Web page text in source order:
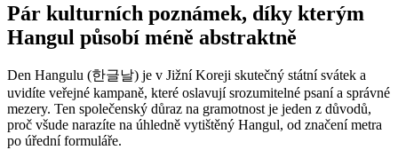
Pár kulturních poznámek, díky kterým
Hangul působí méně abstraktně
Den Hangulu (한글날) je v Jižní Koreji skutečný státní svátek a
uvidíte veřejné kampaně, které oslavují srozumitelné psaní a správné
mezery. Ten společenský důraz na gramotnost je jeden z důvodů,
proč všude narazíte na úhledně vytištěný Hangul, od značení metra
po úřední formuláře.